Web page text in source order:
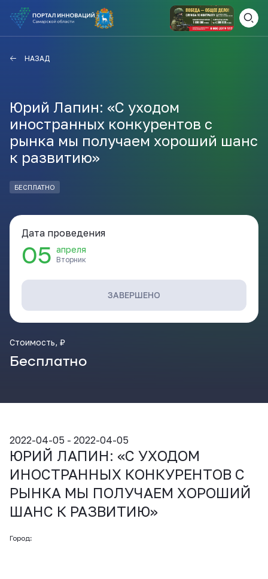
НАЗАД
Юрий Лапин: «С уходом
иностранных конкурентов с
рынка мы получаем хороший шанс
к развитию»
БЕСПЛАТНО
Дата проведения
05 апреля
Вторник
ЗАВЕРШЕНО
Стоимость, ₽
Бесплатно
2022-04-05 - 2022-04-05
ЮРИЙ ЛАПИН: «С УХОДОМ
ИНОСТРАННЫХ КОНКУРЕНТОВ С
РЫНКА МЫ ПОЛУЧАЕМ ХОРОШИЙ
ШАНС К РАЗВИТИЮ»
Город:
Актуальные конкурсы
Анонсы публикаций
Новости компании
ЗАКРЫТЬ
ВАМ СЮДА
ПОЛЕЗНЫЕ СТАТЬИ И
НОВОСТИ